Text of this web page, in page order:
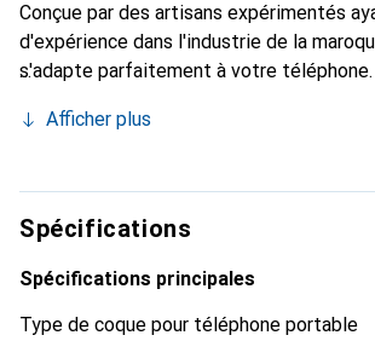
Conçue par des artisans expérimentés
d'expérience dans l'industrie de la
s'adapte parfaitement à votre téléphone.
devient l'accessoire chic et indispensable
internationalement pour la qualité de
constitue un choix fiable pour une
Afficher plus
Spécifications
Spécifications principales
Type de coque pour téléphone portable